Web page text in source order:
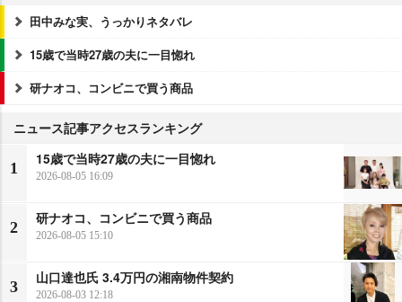
田中みな実、うっかりネタバレ
15歳で当時27歳の夫に一目惚れ
研ナオコ、コンビニで買う商品
ニュース記事アクセスランキング
1
15歳で当時27歳の夫に一目惚れ
2026-08-05 16:09
2
研ナオコ、コンビニで買う商品
2026-08-05 15:10
3
山口達也氏 3.4万円の湘南物件契約
2026-08-03 12:18